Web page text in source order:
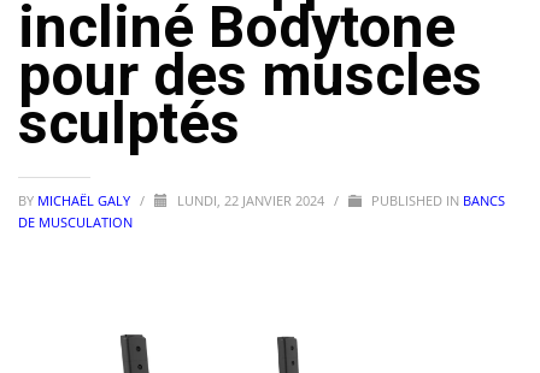
incliné Bodytone
pour des muscles
sculptés
BY MICHAËL GALY / LUNDI, 22 JANVIER 2024 / PUBLISHED IN BANCS
DE MUSCULATION